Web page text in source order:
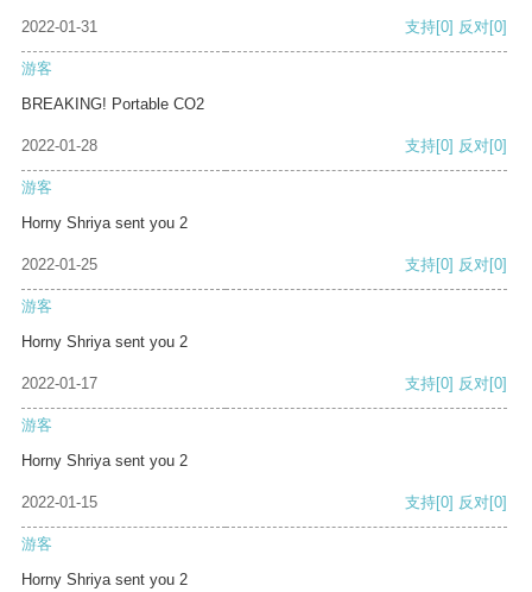
2022-01-31 支持[0] 反对[0]
游客
BREAKING! Portable CO2
2022-01-28 支持[0] 反对[0]
游客
Horny Shriya sent you 2
2022-01-25 支持[0] 反对[0]
游客
Horny Shriya sent you 2
2022-01-17 支持[0] 反对[0]
游客
Horny Shriya sent you 2
2022-01-15 支持[0] 反对[0]
游客
Horny Shriya sent you 2